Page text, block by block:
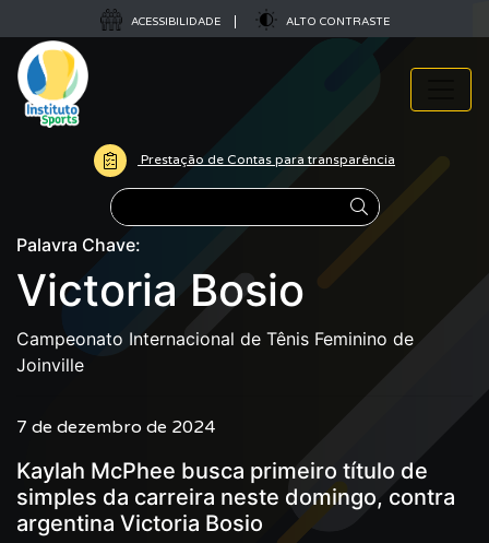
ACESSIBILIDADE ALTO CONTRASTE
Prestação de Contas para transparência
Pesquisar
Palavra Chave:
Victoria Bosio
Campeonato Internacional de Tênis Feminino de
Joinville
7 de dezembro de 2024
Kaylah McPhee busca primeiro título de
simples da carreira neste domingo, contra
argentina Victoria Bosio